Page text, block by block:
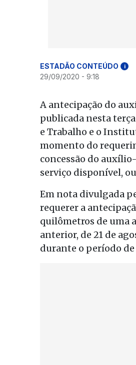
ESTADÃO CONTEÚDO i
29/09/2020 - 9:18
A antecipação do
publicada nesta
e Trabalho e o
momento do
concessão do
serviço disponível,
Em nota divulgada
requerer a
quilômetros de uma
anterior, de 21 de
durante o período